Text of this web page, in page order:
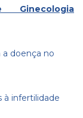
doença no
à infertilidade